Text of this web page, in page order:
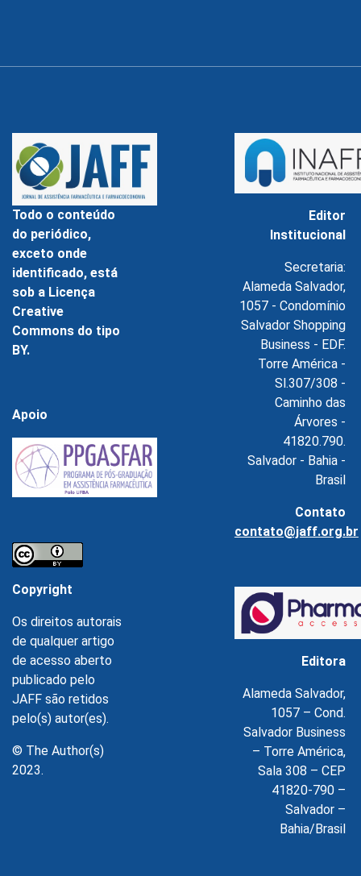
Todo o conteúdo
do periódico,
exceto onde
identificado, está
sob a Licença
Creative
Commons do tipo
BY.
Apoio
Copyright
Os direitos autorais
de qualquer artigo
de acesso aberto
publicado pelo
JAFF são retidos
pelo(s) autor(es).
© The Author(s)
2023.
Editor
Institucional
Secretaria:
Alameda Salvador,
1057 - Condomínio
Salvador Shopping
Business - EDF.
Torre América -
Sl.307/308 -
Caminho das
Árvores -
41820.790.
Salvador - Bahia -
Brasil
Contato
contato@jaff.org.br
Editora
Alameda Salvador,
1057 – Cond.
Salvador Business
– Torre América,
Sala 308 – CEP
41820-790 –
Salvador –
Bahia/Brasil